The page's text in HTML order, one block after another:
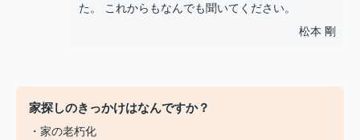
た。 これからもなんでも聞いてください。
松本 剛
家探しのきっかけはなんですか？
・家の老朽化